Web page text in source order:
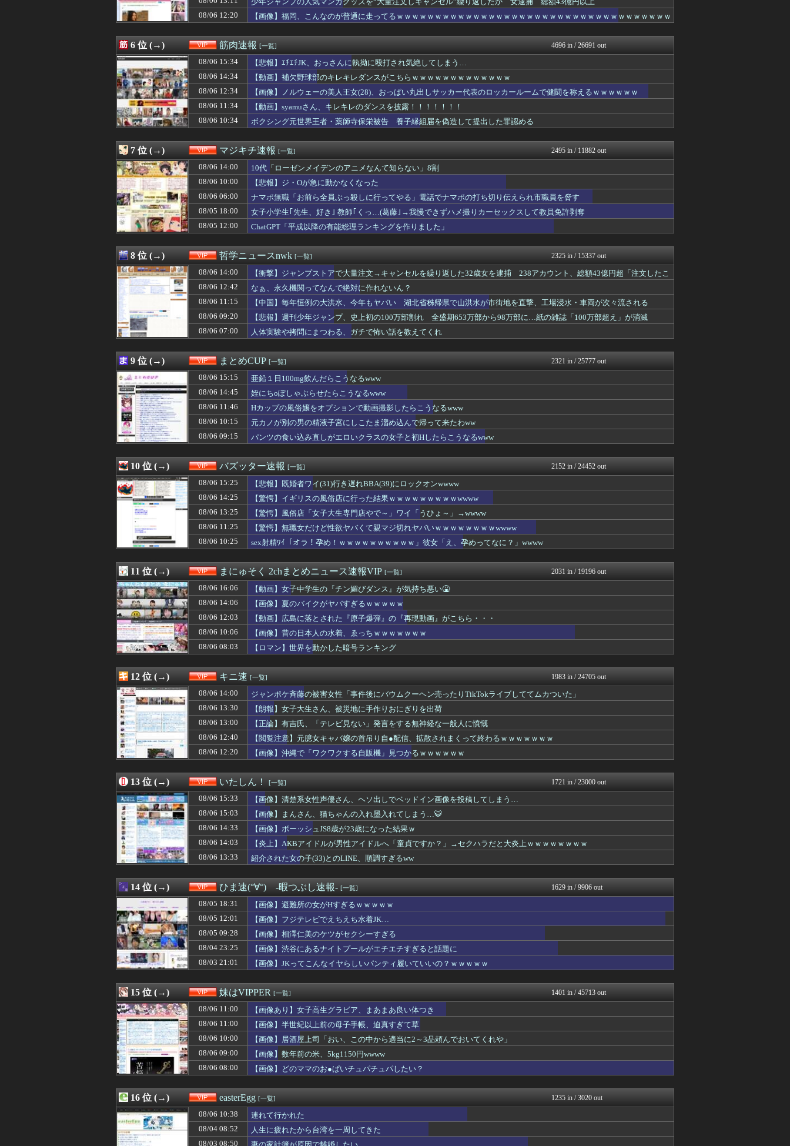
08/06 13:58
【熊本地震】専門家「イオンモール熊本の爆心地に…喫煙所と自販機」警察・消防「」...
ラビット速報
08/06 13:50
【朗報】Amazonで「GANTZ」が全巻100円ｗｗｗｗｗｗｗｗｗｗ
VIPPER速報
08/06 13:45
「住信SBI」が「ドコモの銀行」に変わってうんざりしてるやつw w w
08/06 13:44
【悲報】安いのに“客離れ”が止まらない「かつや」 男性客を遠ざけた、ワンコイン...
はーとログ
08/06 13:35
【悲報】中年おじさん「お腹だけぽっこり」になる原因、ガチで判明するｗｗｗｗ
08/06 13:33
バカ男「嫁から小遣い月に1万しか貰ってない…辛い…」
はーとログ
08/06 13:33
【ｼｺ画像】陽キャ女さん「めっちゃ胸ジロジロ見てんじゃん♡」→このお◯ぱいだっ...
えっ!?またここのサイト?
08/06 13:33
紹介された女の子(33)とのLINE、順調すぎるww
いたしん！
08/06 13:31
【画像】板野友美(32)さん、想像以上にデカい乳をしてしまうwww
08/06 13:31
【悲報】日本、永住資格許可の条件を爆上げｗｗｗ 外国人さん「もう日本ええわ・・...
おうまがタイムズ
08/06 13:30
【朗報】女子大生さん、被災地に手作りおにぎりを出荷
08/06 13:27
【画像】SUSURU視聴者が選ぶ二郎系ランキング2026が発表されるｗｗｗ
ぶる速-VIP
08/06 13:25
【驚愕】風俗店「女子大生専門店やで～」ワイ「うひょ～」→wwww
08/06 13:18
元ジャンポケ斉藤被告、懲役7年を求刑される
08/06 13:11
少年ジャンプの人気マンガグッズを“大量注文しキャンセル”繰り返したか 女逮捕 ...
ラビット速報
08/06 13:10
【悲報】週刊少年ジャンプさん、最大発行部数653万部から急降下でついに100万...
VIPPER速報
08/06 13:09
【動画】かもしれない運転、限界突破
コノユビニュース｜みんなの...
08/06 13:09
【画像】外国人が絶対に食べられない日本料理第1位wwwwwwwww
ぶる速-VIP
08/06 13:05
【画像】“ルフィ”強盗事件、幹部の男に懲役20年の有罪判決確定！！！
不思議.net - 5ch...
08/06 13:03
《必見》男の趣味Tier表【令和最新完全版】がヤバすぎる！！！
08/06 13:01
【画像】JKにフルボッキデカチン見せた時の反応集がこちらww
BIPブログ
08/06 13:00
【正論】有吉氏、「テレビ見ない」発言をする無神経な一般人に憤慨
08/06 13:00
週刊少年ジャンプ、発行部数100万部割れ・・・
【2ch】ニュー速クオリテ...
08/06 13:00
車で要らない装備、「電動シート」に決まる・・・ｗ
08/06 13:00
【画像】隠れ巨乳女子「これでEのだ！！」ﾇｷﾞﾇｷﾞ
なんJミュージアム
【悲報】みい山のコンテンツ、なぜか消えまくる
ゴールデンタイムズ
08/06 12:45
【画像】松本人志さん、大勢の若いファンに囲まれてご満悦wwwwwwwwwwww...
VIPワイドガイド
08/06 12:45
【画像】松本人志さん、大勢の若いファンに囲まれてご満悦wwwwwwwwwwww...
(*ﾟ∀ﾟ)ゞカガクニュー...
08/06 12:42
なぁ、永久機関ってなんで絶対に作れないん？
哲学ニュースnwk
08/06 12:39
【画像】福岡、こんなのが普通に走ってるｗｗｗｗｗｗｗｗｗｗｗｗｗｗｗｗ
働くモノニュース : 人生...
08/06 12:39
【画像】元NHK中川安奈「巨乳やで～ｗｗｗ」ワイ巨乳好き「…う～ん」
うしみつ-5chまとめ-
08/06 12:35
【悲報】医者「娘さん、ダウン症です」キラキラ女さん「人生終わった」⇒絶望へ！！...
08/06 12:34
【画像】ノルウェーの美人王女(28)、おっぱい丸出しサッカー代表のロッカールー...
08/06 12:33
【ｼｺ画像】お尻がクッソエ○チなお姉さん、プリップリなおケツを見せつけてしまう...
えっ!?またここのサイト?
08/06 12:33
【画像】ブス巨乳が一番抜ける←これまじ？？？
08/06 12:31
【画像】弊社、ガチで可愛すぎる新入社員が入社してしまうwwww
08/06 12:30
兵庫斎藤知事、県の海外事務所を全廃へ「公務員が海外で遊ぶためにあるだけ」
【2ch】ニュー速クオリテ...
08/06 12:30
【画像】半世紀以上前の母子手帳、迫真すぎて草
あらまめ2ch
08/06 12:20
【謎】広末涼子さんが地上波にスピード復帰できる理由、誰にも分からない・・・
VIPPER速報
08/06 12:20
【画像】沖縄で「ワクワクする自販機」見つかるｗｗｗｗｗｗ
キニ速
08/06 12:20
【画像】福岡、こんなのが普通に走ってるｗｗｗｗｗｗｗｗｗｗｗｗｗｗｗｗｗｗｗｗ...
08/06 12:18
【衝撃】車で要らない装備、「電動シート」に決まるｗｗｗｗｗ
08/06 12:12
蕎麦とかいう食い物、いくらなんでも旨すぎへん？
りぷらい速報
08/06 12:10
【画像】こういうのでいいんだよ女子小学生ｗｗｗｗｗｗｗｗｗｗｗ❤
08/06 12:09
【悲報】桐谷さん「意地を張らずに、もっと現金を使って遊べばよかった」
08/06 12:09
【悲報】ワイくん、マチアプの女にぼったくりバーへと連れていかれる⇒ｗｗｗ
うしみつ-5chまとめ-
08/06 12:09
【画像】『例のチー牛のイラスト』にそっくりすぎる男の子wwwwwww
ぶる速-VIP
08/06 12:03
【動画】どエッチJKさん、腰ヘコ運動をUPしてしまう。
いたしん！
08/06 12:03
【画像】あのちゃん、なんか別人になる
Zチャンネル＠VIP
08/06 12:01
【悲報】桜井日奈子、下半身が豊満すぎてしまうwwwwww
08/06 12:01
まだ墓石があるだけマシと見るべきか。今はもう合葬墓ばかり
08/06 12:00
【画像】ひなこのーと作者、またも一線を超える(朝活～くぱぁ)ｗｗｗｗｗｗｗ
キニ速
08/06 12:00
【朗報】あのちゃん、イメチェンして可愛くなる
08/06 12:00
【画像】長瀬智也さん、バイク画像を投稿するも見た目が汚らしいとネットの女性たち...
08/06 12:00
ハズレのフードコートに必ずある店ｗｗｗｗｗｗｗ
08/06 12:00
【画像】ワイ無職、スーツ着て大手町丸の内を徘徊
ネラーボイス
08/06 11:59
【動画】原爆の日に今年も極左活動家が座り込み→県警に強制排除される動画が話題に
ラビット速報
08/06 11:58
【熊本地震】専門家「イオンモール熊本の爆心地に…喫煙所と自販機」警察・消防「」
ガールズVIPまとめ
08/06 11:57
昭和の恋愛エピソード
ガールズVIPまとめ
08/06 11:47
理想的な年の取り方をしている人
08/06 11:46
Hカップの風俗嬢をオプションで動画撮影したらこうなるwww
まとめCUP
08/06 11:45
【動画】「最悪の悪夢」海上に突き出た米クルーズ船スライダーで、利用者が動けなく...
VIPワイドガイド
08/06 11:43
AIが指示なくサイバー攻撃 英政府機関の性能評価試験
ガールズVIPまとめ
08/06 11:42
セクシー女優さん、熊本地震に300万寄付 → 炎上ｗｗｗ
08/06 11:40
スペースＸのロケット残骸、月面に衝突か ファルコン9の上段
ガールズVIPまとめ
08/06 11:39
芸人のコンビ名を和訳して一番ダサいコンビランキングｗｗｗｗｗｗｗ
ガールズVIPまとめ
08/06 11:39
女さん「私、部落出身なの…」一般人「そんなの関係ないよ！」女「そういう態度が一...
うしみつ-5chまとめ-
08/06 11:36
63歳・木村祐一〝変貌ぶり〟に騒然！「渋くなりすぎ」「いつの間にかイケおじに」...
08/06 11:35
【ムレスナティー】東京駅店が8月27日で突如閉店へ… ラクーア店に続く発表に紅...
08/06 11:34
【動画】syamuさん、キレキレのダンスを披露！！！！！！！
筋肉速報
08/06 11:31
清楚に見える美人のぶっちゃけたセッ■ス経験人数がこちらwwwwwwww
BIPブログ
08/06 11:30
マツダが黒字転換！！CX-5がバカ売れｗｗｗｗｗｗ
あらまめ2ch
08/06 11:30
【悲報】NHK番組に出演した性加害者「酒飲んでて覚えてない」
08/06 11:25
【驚愕】無職女だけど性欲ヤバくて親マジ切れヤバいｗｗｗｗｗｗｗｗwwww
バズッター速報
08/06 11:20
【悲報】最近のZオスガキ、名前がダサすぎるｗｗｗｗｗｗ
キニ速
08/06 11:15
【中国】毎年恒例の大洪水、今年もヤバい 湖北省秭帰県で山洪水が市街地を直撃、工...
哲学ニュースnwk
08/06 11:13
【ｼｺ画像】え◯ちな巨乳お姉さん、我慢できなくなるｗｗｗｗｗｗｗｗｗｗｗ
えっ!?またここのサイト?
08/06 11:12
減塩って普通に生きてたら不可能じゃない…？
08/06 11:09
【画像】あのちゃん、なんか別人みたいだと話題に
08/06 11:09
【画像】妊娠中の母親が酒を飲んでた赤ん坊の顔ｗｗｗｗｗｗｗｗｗｗｗｗ
うしみつ-5chまとめ-
08/06 11:09
【画像】チー牛が必ず1回はヌいてるプリキュアのキャラがこちらwww
ぶる速-VIP
08/06 11:03
【朗報】檜山沙耶(おさや)伝説のファン、子供ができたおさやへの正直な気持ちを語...
08/06 11:01
【画像】あいみょんの横顔、ガチでヌけると話題にwwww
08/06 11:00
伝説のクソゲー、アプリ版「たけしの挑戦状」が配信開始！ [837857943...
あらまめ2ch
08/06 11:00
【画像あり】女子高生グラビア、まあまあ良い体つき 妹はVIPPER
08/06 12:20
【画像】福岡、こんなのが普通に走ってるｗｗｗｗｗｗｗｗｗｗｗｗｗｗｗｗｗｗｗｗｗｗｗｗｗｗｗｗｗｗｗｗｗｗｗｗ
6 位 (→) 筋肉速報 [一覧] 4696 in / 26691 out
08/06 15:34
【悲報】ｴﾁｴﾁJK、おっさんに執拗に殴打され気絶してしまう…
08/06 14:34
【動画】補欠野球部のキレキレダンスがこちらｗｗｗｗｗｗｗｗｗｗｗｗｗ
08/06 12:34
【画像】ノルウェーの美人王女(28)、おっぱい丸出しサッカー代表のロッカールームで健闘を称えるｗｗｗｗｗｗ
08/06 11:34
【動画】syamuさん、キレキレのダンスを披露！！！！！！！
08/06 10:34
ボクシング元世界王者・薬師寺保栄被告 養子縁組届を偽造して提出した罪認める
7 位 (→) マジキチ速報 [一覧] 2495 in / 11882 out
08/06 14:00
10代「ローゼンメイデンのアニメなんて知らない」8割
08/06 10:00
【悲報】ジ・Oが急に動かなくなった
08/06 06:00
ナマポ無職「お前ら全員ぶっ殺しに行ってやる」電話でナマポの打ち切り伝えられ市職員を脅す
08/05 18:00
女子小学生｢先生、好き｣ 教師｢くっ…(葛藤｣→我慢できずハメ撮りカーセックスして教員免許剥奪
08/05 12:00
ChatGPT「平成以降の有能総理ランキングを作りました」
8 位 (→) 哲学ニュースnwk [一覧] 2325 in / 15337 out
08/06 14:00
【衝撃】ジャンプストアで大量注文→キャンセルを繰り返した32歳女を逮捕 238アカウント、総額43億円超「注文したこ
とで欲求が満たされた」
08/06 12:42
なぁ、永久機関ってなんで絶対に作れないん？
08/06 11:15
【中国】毎年恒例の大洪水、今年もヤバい 湖北省秭帰県で山洪水が市街地を直撃、工場浸水・車両が次々流される
08/06 09:20
【悲報】週刊少年ジャンプ、史上初の100万部割れ 全盛期653万部から98万部に…紙の雑誌「100万部超え」が消滅
08/06 07:00
人体実験や拷問にまつわる、ガチで怖い話を教えてくれ
9 位 (→) まとめCUP [一覧] 2321 in / 25777 out
08/06 15:15
亜鉛１日100mg飲んだらこうなるwww
08/06 14:45
姪にちoぽしゃぶらせたらこうなるwww
08/06 11:46
Hカップの風俗嬢をオプションで動画撮影したらこうなるwww
08/06 10:15
元カノが別の男の精液子宮にしこたま溜め込んで帰って来たわww
08/06 09:15
パンツの食い込み直しがエロいクラスの女子と初Hしたらこうなるwww
10 位 (→) バズッター速報 [一覧] 2152 in / 24452 out
08/06 15:25
【悲報】既婚者ワイ(31)行き遅れBBA(39)にロックオンwwww
08/06 14:25
【驚愕】イギリスの風俗店に行った結果ｗｗｗｗｗｗｗｗｗwwww
08/06 13:25
【驚愕】風俗店「女子大生専門店やで～」ワイ「うひょ～」→wwww
08/06 11:25
【驚愕】無職女だけど性欲ヤバくて親マジ切れヤバいｗｗｗｗｗｗｗｗwwww
08/06 10:25
sex射精ﾜｲ「オラ！孕め！ｗｗｗｗｗｗｗｗｗｗ」彼女「え、孕めってなに？」wwww
11 位 (→) まにゅそく 2chまとめニュース速報VIP [一覧] 2031 in / 19196 out
08/06 16:06
【動画】女子中学生の『チン媚びダンス』が気持ち悪い🤮
08/06 14:06
【画像】夏のバイクがヤバすぎるｗｗｗｗｗ
08/06 12:03
【動画】広島に落とされた『原子爆弾』の『再現動画』がこちら・・・
08/06 10:06
【画像】昔の日本人の水着、ゑっちｗｗｗｗｗｗｗ
08/06 08:03
【ロマン】世界を動かした暗号ランキング
12 位 (→) キニ速 [一覧] 1983 in / 24705 out
08/06 14:00
ジャンポケ斉藤の被害女性「事件後にバウムクーヘン売ったりTikTokライブしててムカついた」
08/06 13:30
【朗報】女子大生さん、被災地に手作りおにぎりを出荷
08/06 13:00
【正論】有吉氏、「テレビ見ない」発言をする無神経な一般人に憤慨
08/06 12:40
【閲覧注意】元臆女キャバ嬢の首吊り自●配信、拡散されまくって終わるｗｗｗｗｗｗｗ
08/06 12:20
【画像】沖縄で「ワクワクする自販機」見つかるｗｗｗｗｗｗ
13 位 (→) いたしん！ [一覧] 1721 in / 23000 out
08/06 15:33
【画像】清楚系女性声優さん、ヘソ出しでベッドイン画像を投稿してしまう…
08/06 15:03
【画像】まんさん、猫ちゃんの入れ墨入れてしまう…🐯
08/06 14:33
【画像】ボーッシュJS8歳が23歳になった結果ｗ
08/06 14:03
【炎上】AKBアイドルが男性アイドルへ「童貞ですか？」→セクハラだと大炎上ｗｗｗｗｗｗｗｗ
08/06 13:33
紹介された女の子(33)とのLINE、順調すぎるww
14 位 (→) ひま速(°∀°) -暇つぶし速報- [一覧] 1629 in / 9906 out
08/05 18:31
【画像】避難所の女がHすぎるｗｗｗｗｗ
08/05 12:01
【画像】フジテレビでえちえち水着JK…
08/05 09:28
【画像】相澤仁美のケツがセクシーすぎる
08/04 23:25
【画像】渋谷にあるナイトプールがエチエチすぎると話題に
08/03 21:01
【画像】JKってこんなイヤらしいパンティ履いていいの？ｗｗｗｗｗ
15 位 (→) 妹はVIPPER [一覧] 1401 in / 45713 out
08/06 11:00
【画像あり】女子高生グラビア、まあまあ良い体つき
08/06 11:00
【画像】半世紀以上前の母子手帳、迫真すぎて草
08/06 10:00
【画像】居酒屋上司「おい、この中から適当に2～3品頼んでおいてくれや」
08/06 09:00
【画像】数年前の米、5kg1150円wwww
08/06 08:00
【画像】どのママのお●ぱいチュパチュパしたい？
16 位 (→) easterEgg [一覧] 1235 in / 3020 out
08/06 10:38
連れて行かれた
08/04 08:52
人生に疲れたから台湾を一周してきた
08/03 08:50